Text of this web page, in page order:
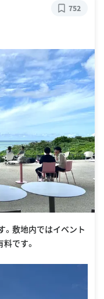
752
。敷地内ではイベント
です。